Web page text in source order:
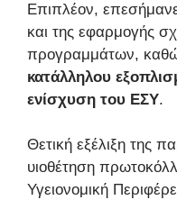
Επιπλέον,
και της εφαρμογής
προγραμμάτων,
κατάλληλου
ενίσχυση του ΕΣΥ.
Θετική εξέλιξη της
υιοθέτηση
Υγειονομική